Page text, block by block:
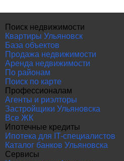
Поиск недвижимости
Квартиры Ульяновск
База объектов
Продажа недвижимости
Аренда недвижимости
По районам
Поиск по карте
Профессионалам
Агенты и риэлторы
Застройщики Ульяновска
Все ЖК
Ипотечные кредиты
Ипотека для IT-специалистов
Каталог банков Ульяновска
Сервисы